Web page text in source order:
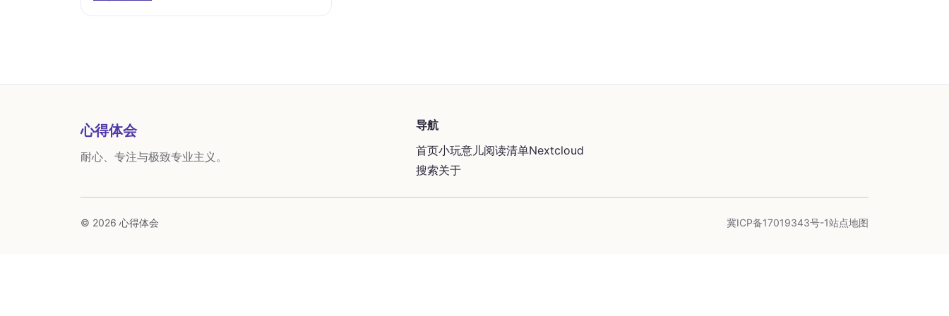
心得体会
耐心、专注与极致专业主义。
导航
首页小玩意儿阅读清单Nextcloud
搜索关于
© 2026 心得体会 冀ICP备17019343号-1站点地图